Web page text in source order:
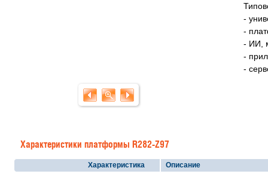
-
-
- ИИ,
-
-
Характеристики платформы R282-Z97
Характеристика
Описание